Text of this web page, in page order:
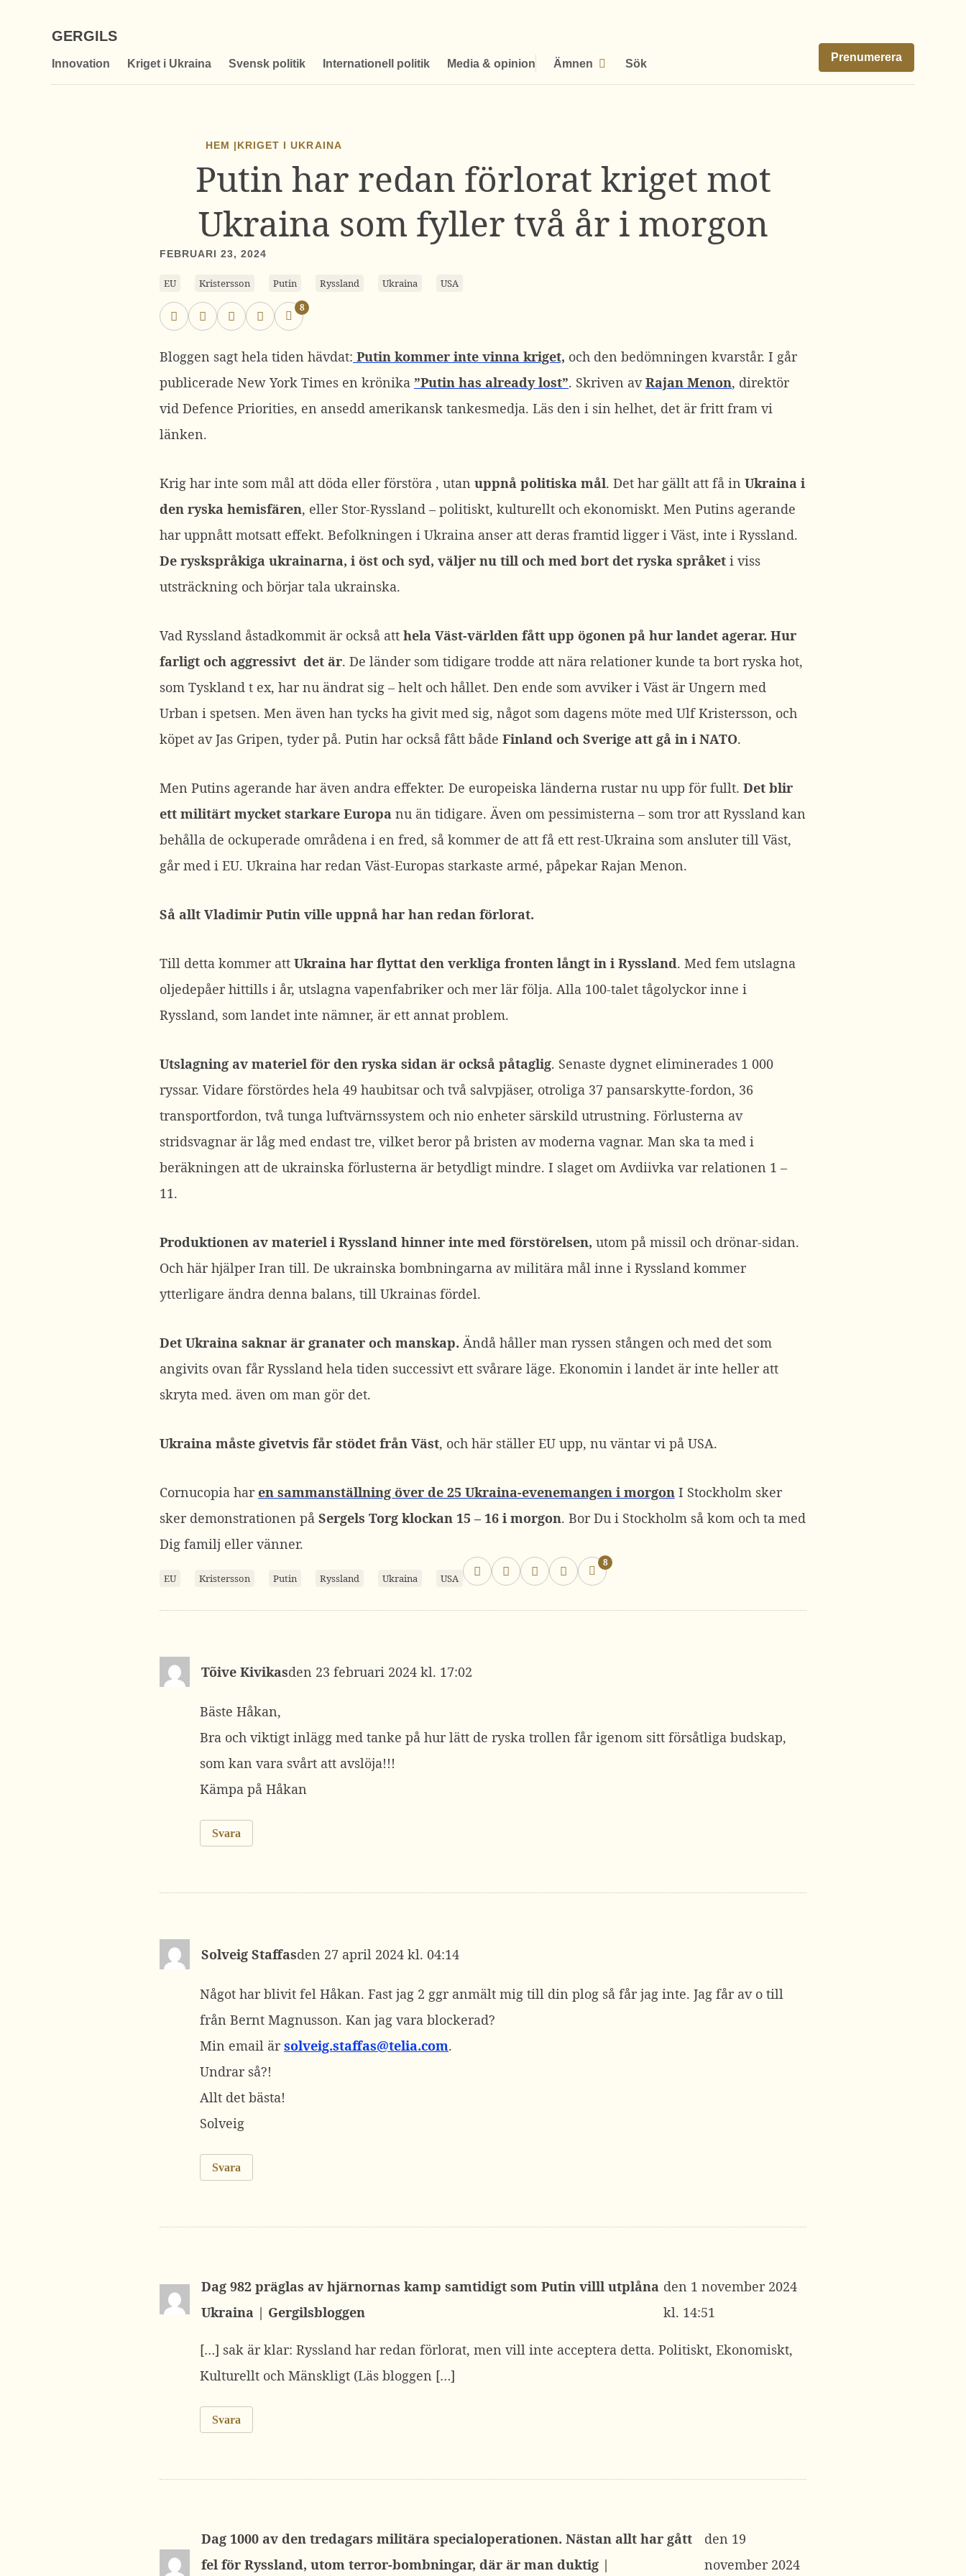
GERGILS
Innovation Kriget i Ukraina Svensk politik Internationell politik Media & opinion Ämnen Sök
Prenumerera
HEM |KRIGET I UKRAINA
Putin har redan förlorat kriget mot
Ukraina som fyller två år i morgon
FEBRUARI 23, 2024
EU Kristersson Putin Ryssland Ukraina USA
8
Bloggen sagt hela tiden hävdat: Putin kommer inte vinna kriget, och den bedömningen kvarstår. I går
publicerade New York Times en krönika ”Putin has already lost”. Skriven avRajan Menon, direktör
vid Defence Priorities, en ansedd amerikansk tankesmedja. Läs den i sin helhet, det är fritt fram vi
länken.
Krig har inte som mål att döda eller förstöra , utan uppnå politiska mål. Det har gällt att få in Ukraina i
den ryska hemisfären, eller Stor-Ryssland – politiskt, kulturellt och ekonomiskt. Men Putins agerande
har uppnått motsatt effekt. Befolkningen i Ukraina anser att deras framtid ligger i Väst, inte i Ryssland.
De ryskspråkiga ukrainarna, i öst och syd, väljer nu till och med bort det ryska språket i viss
utsträckning och börjar tala ukrainska.
Vad Ryssland åstadkommit är också att hela Väst-världen fått upp ögonen på hur landet agerar. Hur
farligt och aggressivt det är. De länder som tidigare trodde att nära relationer kunde ta bort ryska hot,
som Tyskland t ex, har nu ändrat sig – helt och hållet. Den ende som avviker i Väst är Ungern med
Urban i spetsen. Men även han tycks ha givit med sig, något som dagens möte med Ulf Kristersson, och
köpet av Jas Gripen, tyder på. Putin har också fått både Finland och Sverige att gå in i NATO.
Men Putins agerande har även andra effekter. De europeiska länderna rustar nu upp för fullt. Det blir
ett militärt mycket starkare Europa nu än tidigare. Även om pessimisterna – som tror att Ryssland kan
behålla de ockuperade områdena i en fred, så kommer de att få ett rest-Ukraina som ansluter till Väst,
går med i EU. Ukraina har redan Väst-Europas starkaste armé, påpekar Rajan Menon.
Så allt Vladimir Putin ville uppnå har han redan förlorat.
Till detta kommer att Ukraina har flyttat den verkliga fronten långt in i Ryssland. Med fem utslagna
oljedepåer hittills i år, utslagna vapenfabriker och mer lär följa. Alla 100-talet tågolyckor inne i
Ryssland, som landet inte nämner, är ett annat problem.
Utslagning av materiel för den ryska sidan är också påtaglig. Senaste dygnet eliminerades 1 000
ryssar. Vidare förstördes hela 49 haubitsar och två salvpjäser, otroliga 37 pansarskytte-fordon, 36
transportfordon, två tunga luftvärnssystem och nio enheter särskild utrustning. Förlusterna av
stridsvagnar är låg med endast tre, vilket beror på bristen av moderna vagnar. Man ska ta med i
beräkningen att de ukrainska förlusterna är betydligt mindre. I slaget om Avdiivka var relationen 1 –
11.
Produktionen av materiel i Ryssland hinner inte med förstörelsen, utom på missil och drönar-sidan.
Och här hjälper Iran till. De ukrainska bombningarna av militära mål inne i Ryssland kommer
ytterligare ändra denna balans, till Ukrainas fördel.
Det Ukraina saknar är granater och manskap. Ändå håller man ryssen stången och med det som
angivits ovan får Ryssland hela tiden successivt ett svårare läge. Ekonomin i landet är inte heller att
skryta med. även om man gör det.
Ukraina måste givetvis får stödet från Väst, och här ställer EU upp, nu väntar vi på USA.
Cornucopia har en sammanställning över de 25 Ukraina-evenemangen i morgon I Stockholm sker
sker demonstrationen på Sergels Torg klockan 15 – 16 i morgon. Bor Du i Stockholm så kom och ta med
Dig familj eller vänner.
EU Kristersson Putin Ryssland Ukraina USA
8
Tõive Kivikas 23 februari 2024 kl. 17:02
Bäste Håkan,
Bra och viktigt inlägg med tanke på hur lätt de ryska trollen får igenom sitt försåtliga budskap,
som kan vara svårt att avslöja!!!
Kämpa på Håkan
Svara
Solveig Staffas 27 april 2024 kl. 04:14
Något har blivit fel Håkan. Fast jag 2 ggr anmält mig till din plog så får jag inte. Jag får av o till
från Bernt Magnusson. Kan jag vara blockerad?
Min email är solveig.staffas@telia.com.
Undrar så?!
Allt det bästa!
Solveig
Svara
Dag 982 präglas av hjärnornas kamp samtidigt som Putin villl utplåna
Ukraina | Gergilsbloggen
1 november 2024
kl. 14:51
[…] sak är klar: Ryssland har redan förlorat, men vill inte acceptera detta. Politiskt, Ekonomiskt,
Kulturellt och Mänskligt (Läs bloggen […]
Svara
Dag 1000 av den tredagars militära specialoperationen. Nästan allt har gått
fel för Ryssland, utom terror-bombningar, där är man duktig |
19
november 2024